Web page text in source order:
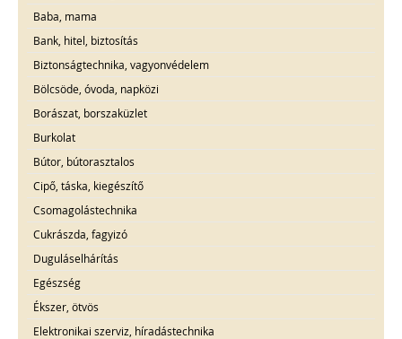
Baba, mama
Bank, hitel, biztosítás
Biztonságtechnika, vagyonvédelem
Bölcsöde, óvoda, napközi
Borászat, borszaküzlet
Burkolat
Bútor, bútorasztalos
Cipő, táska, kiegészítő
Csomagolástechnika
Cukrászda, fagyizó
Duguláselhárítás
Egészség
Ékszer, ötvös
Elektronikai szerviz, híradástechnika